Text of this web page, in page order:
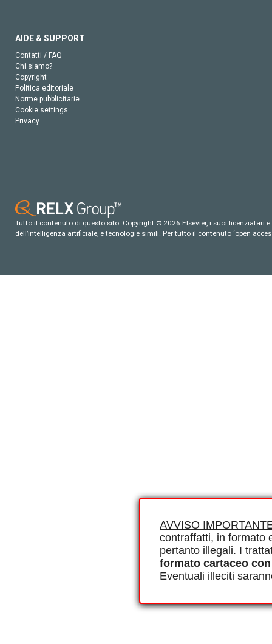
AVVISO
contraffatti, in formato
pertanto illegali. I
formato cartaceo
Eventuali illeciti
AIDE & SUPPORT
Contatti / FAQ
Chi siamo?
Copyright
Politica editoriale
Norme pubblicitarie
Cookie settings
Privacy
Tutto il contenuto di questo sito: Copyright © 2026 Elsevier, i suoi
dell’intelligenza artificiale, e tecnologie simili. Per tutto il contenuto ‘open